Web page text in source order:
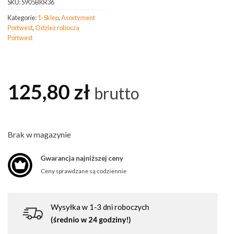
SKU:S905BKR36
Kategorie:1-Sklep,Asortyment
Portwest,Odzież robocza
Portwest
125,80zł brutto
Brak w magazynie
Gwarancja najniższej ceny
Ceny sprawdzane są codziennie
Wysyłka w 1-3 dni roboczych
(średnio w 24 godziny!)